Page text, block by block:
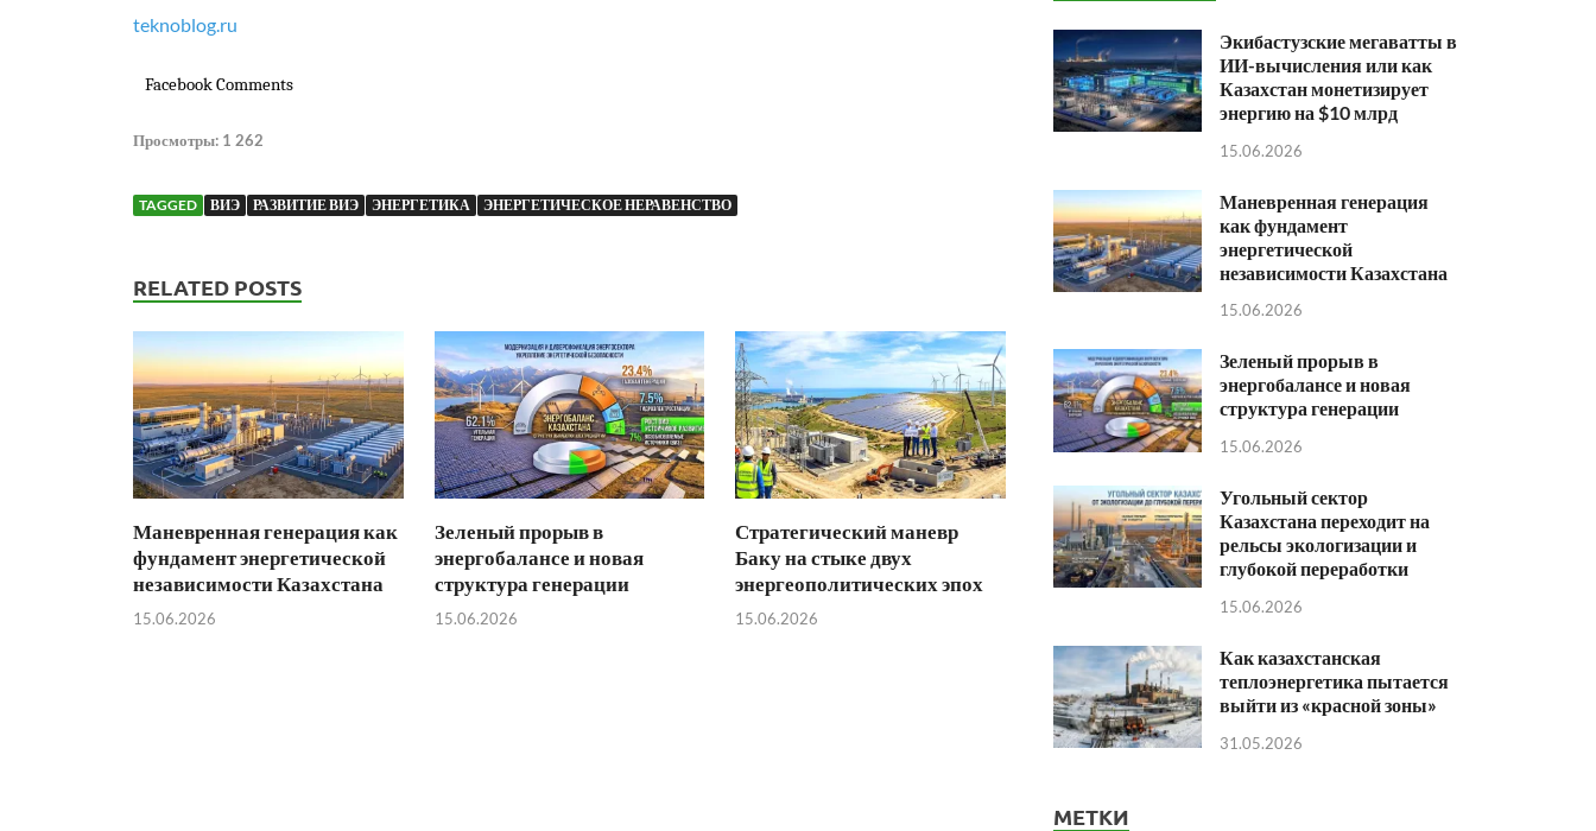
teknoblog.ru
Facebook Comments
Просмотры: 1 262
TAGGED ВИЭ РАЗВИТИЕ ВИЭ ЭНЕРГЕТИКА ЭНЕРГЕТИЧЕСКОЕ НЕРАВЕНСТВО
RELATED POSTS
Маневренная генерация как
фундамент энергетической
независимости Казахстана
15.06.2026
Зеленый прорыв в
энергобалансе и новая
структура генерации
15.06.2026
Стратегический маневр
Баку на стыке двух
энергеополитических эпох
15.06.2026
Экибастузские мегаватты в
ИИ-вычисления или как
Казахстан монетизирует
энергию на $10 млрд
15.06.2026
Маневренная генерация
как фундамент
энергетической
независимости Казахстана
15.06.2026
Зеленый прорыв в
энергобалансе и новая
структура генерации
15.06.2026
Угольный сектор
Казахстана переходит на
рельсы экологизации и
глубокой переработки
15.06.2026
Как казахстанская
теплоэнергетика пытается
выйти из «красной зоны»
31.05.2026
МЕТКИ